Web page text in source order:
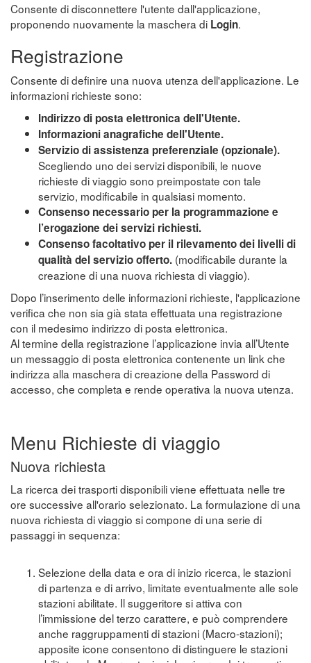
Consente di disconnettere l'utente dall'applicazione,
proponendo nuovamente la maschera di Login.
Registrazione
Consente di definire una nuova utenza dell'applicazione. Le
informazioni richieste sono:
Indirizzo di posta elettronica dell'Utente.
Informazioni anagrafiche dell'Utente.
Servizio di assistenza preferenziale (opzionale).
Scegliendo uno dei servizi disponibili, le nuove
richieste di viaggio sono preimpostate con tale
servizio, modificabile in qualsiasi momento.
Consenso necessario per la programmazione e
l’erogazione dei servizi richiesti.
Consenso facoltativo per il rilevamento dei livelli di
qualità del servizio offerto. (modificabile durante la
creazione di una nuova richiesta di viaggio).
Dopo l’inserimento delle informazioni richieste, l'applicazione
verifica che non sia già stata effettuata una registrazione
con il medesimo indirizzo di posta elettronica.
Al termine della registrazione l’applicazione invia all’Utente
un messaggio di posta elettronica contenente un link che
indirizza alla maschera di creazione della Password di
accesso, che completa e rende operativa la nuova utenza.
Menu Richieste di viaggio
Nuova richiesta
La ricerca dei trasporti disponibili viene effettuata nelle tre
ore successive all'orario selezionato. La formulazione di una
nuova richiesta di viaggio si compone di una serie di
passaggi in sequenza:
Selezione della data e ora di inizio ricerca, le stazioni
di partenza e di arrivo, limitate eventualmente alle sole
stazioni abilitate. Il suggeritore si attiva con
l’immissione del terzo carattere, e può comprendere
anche raggruppamenti di stazioni (Macro-stazioni);
apposite icone consentono di distinguere le stazioni